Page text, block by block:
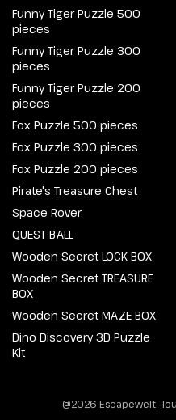
Funny Tiger Puzzle 500
pieces
Funny Tiger Puzzle 300
pieces
Funny Tiger Puzzle 200
pieces
Fox Puzzle 500 pieces
Fox Puzzle 300 pieces
Fox Puzzle 200 pieces
Pirate's Treasure Chest
Space Rover
QUEST BALL
Wooden Secret LOCK BOX
Wooden Secret TREASURE
BOX
Wooden Secret MAZE BOX
Dino Discovery 3D Puzzle
Kit
@2026 Escapewelt.